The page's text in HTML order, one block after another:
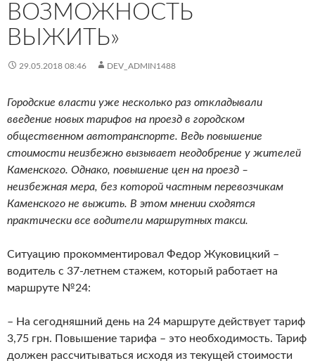
ВОЗМОЖНОСТЬ
ВЫЖИТЬ»
29.05.2018 08:46 DEV_ADMIN1488
Городские власти уже несколько раз откладывали
введение новых тарифов на проезд в городском
общественном автотранспорте. Ведь повышение
стоимости неизбежно вызывает неодобрение у жителей
Каменского. Однако, повышение цен на проезд –
неизбежная мера, без которой частным перевозчикам
Каменского не выжить. В этом мнении сходятся
практически все водители маршрутных такси.
Ситуацию прокомментировал Федор Жуковицкий –
водитель с 37-летнем стажем, который работает на
маршруте №24:
– На сегодняшний день на 24 маршруте действует тариф
3,75 грн. Повышение тарифа – это необходимость. Тариф
должен рассчитываться исходя из текущей стоимости